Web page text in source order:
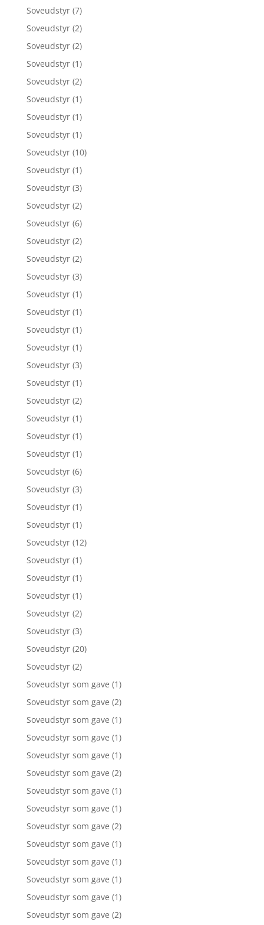
Soveudstyr (7)
Soveudstyr (2)
Soveudstyr (2)
Soveudstyr (1)
Soveudstyr (2)
Soveudstyr (1)
Soveudstyr (1)
Soveudstyr (1)
Soveudstyr (10)
Soveudstyr (1)
Soveudstyr (3)
Soveudstyr (2)
Soveudstyr (6)
Soveudstyr (2)
Soveudstyr (2)
Soveudstyr (3)
Soveudstyr (1)
Soveudstyr (1)
Soveudstyr (1)
Soveudstyr (1)
Soveudstyr (3)
Soveudstyr (1)
Soveudstyr (2)
Soveudstyr (1)
Soveudstyr (1)
Soveudstyr (1)
Soveudstyr (6)
Soveudstyr (3)
Soveudstyr (1)
Soveudstyr (1)
Soveudstyr (12)
Soveudstyr (1)
Soveudstyr (1)
Soveudstyr (1)
Soveudstyr (2)
Soveudstyr (3)
Soveudstyr (20)
Soveudstyr (2)
Soveudstyr som gave (1)
Soveudstyr som gave (2)
Soveudstyr som gave (1)
Soveudstyr som gave (1)
Soveudstyr som gave (1)
Soveudstyr som gave (2)
Soveudstyr som gave (1)
Soveudstyr som gave (1)
Soveudstyr som gave (2)
Soveudstyr som gave (1)
Soveudstyr som gave (1)
Soveudstyr som gave (1)
Soveudstyr som gave (1)
Soveudstyr som gave (2)